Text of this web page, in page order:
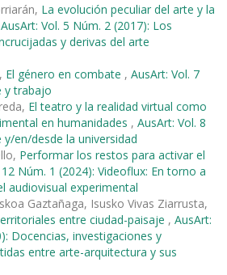
La evolución peculiar del arte y la
AusArt: Vol. 5 Núm. 2 (2017): Los
y derivas del arte
El género en combate , AusArt: Vol. 7
y trabajo
El teatro y la realidad virtual como
en humanidades , AusArt: Vol. 8
y/en/desde la universidad
Performar los restos para activar el
Núm. 1 (2024): Videoflux: En torno a
audiovisual experimental
Gaztañaga, Isusko Vivas Ziarrusta,
entre ciudad-paisaje , AusArt:
Docencias, investigaciones y
entre arte-arquitectura y sus